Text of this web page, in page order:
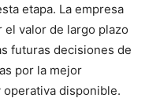
etapa. La empresa
el valor de largo plazo
futuras decisiones de
por la mejor
disponible.